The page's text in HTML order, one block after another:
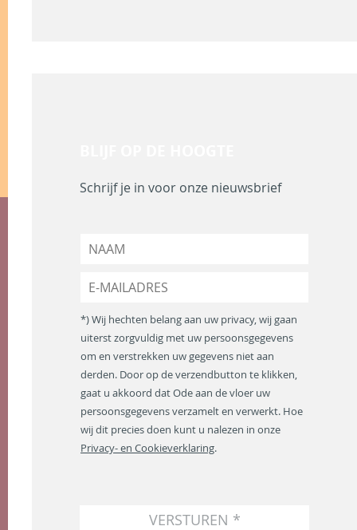
Schrijf je in voor onze nieuwsbrief
N
m
m
a
i
l
a
d
r
e
s
*
*) Wij hechten belang aan uw privacy, wij gaan
uiterst zorgvuldig met uw persoonsgegevens
om en verstrekken uw gegevens niet aan
derden. Door op de verzendbutton te klikken,
gaat u akkoord dat Ode aan de vloer uw
persoonsgegevens verzamelt en verwerkt. Hoe
wij dit precies doen kunt u nalezen in onze
Privacy- en Cookieverklaring.
VERSTUREN *